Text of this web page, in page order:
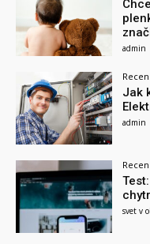
admin
Jak
admin
svet v